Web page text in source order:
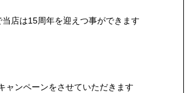
は15周年を迎えつ事ができます
ャンペーンをさせていただきます